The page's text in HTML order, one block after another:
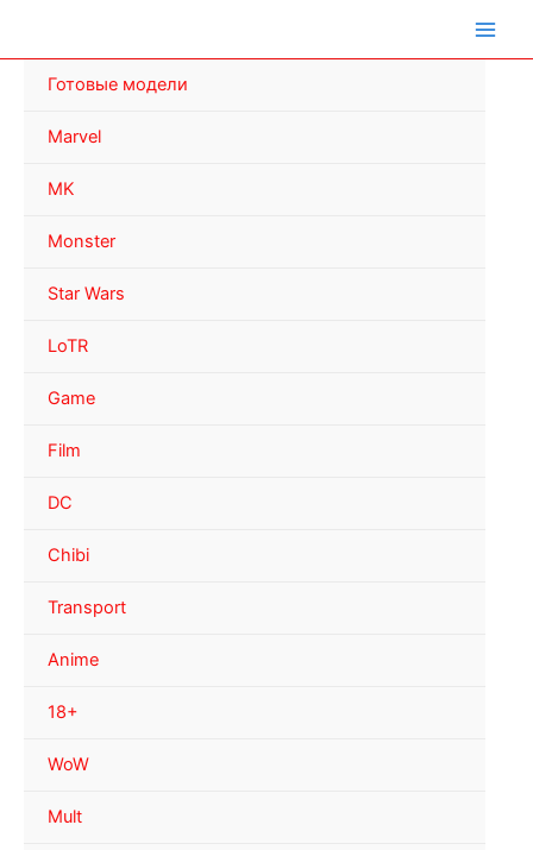
Готовые модели
Marvel
MK
Monster
Star Wars
LoTR
Game
Film
DC
Chibi
Transport
Anime
18+
WoW
Mult